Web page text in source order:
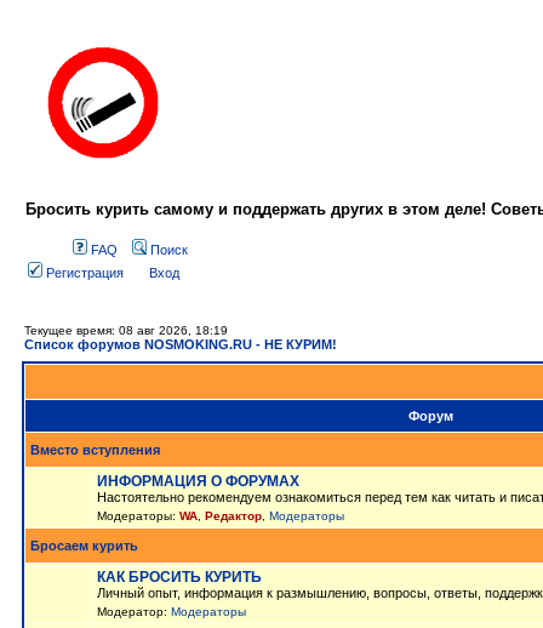
Бросить курить самому и поддержать других в этом деле!
FAQ
Поиск
Регистрация
Вход
Текущее время: 08 авг 2026, 18:19
Список форумов NOSMOKING.RU - НЕ КУРИМ!
Форум
Вместо вступления
ИНФОРМАЦИЯ О ФОРУМАХ
Настоятельно рекомендуем ознакомиться перед тем как читать и
Модераторы: WA Редактор Модераторы
Бросаем курить
КАК БРОСИТЬ КУРИТЬ
Личный опыт, информация к размышлению, вопросы, ответы,
Модератор: Модераторы